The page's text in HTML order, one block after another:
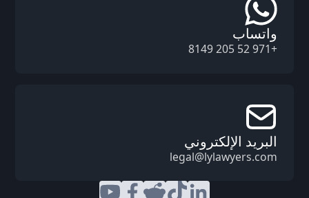
واتساب
+971 52 205 8149
البريد الإلكتروني
legal@lylawyers.com